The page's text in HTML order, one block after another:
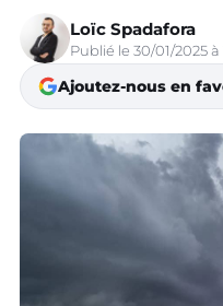
Loïc Spadafora
Publié le 30/01/2025 à
Ajoutez-nous en